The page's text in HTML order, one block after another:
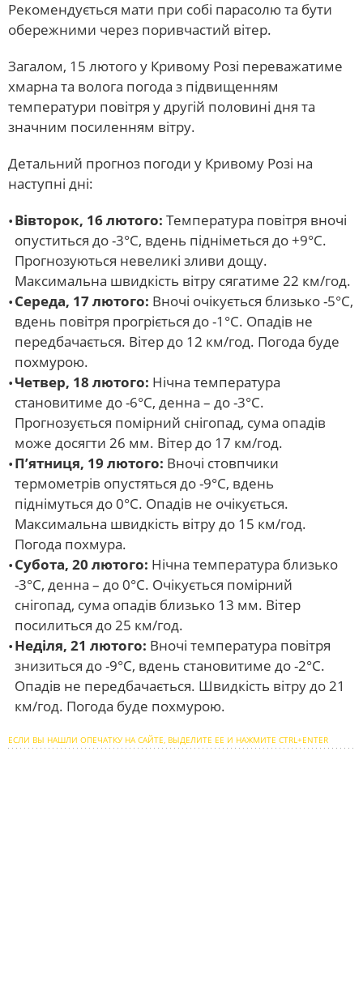
Рекомендується мати при собі парасолю та бути
обережними через поривчастий вітер.
Загалом, 15 лютого у Кривому Розі переважатиме
хмарна та волога погода з підвищенням
температури повітря у другій половині дня та
значним посиленням вітру.
Детальний прогноз погоди у Кривому Розі на
наступні дні:
Вівторок, 16 лютого: Температура повітря вночі
опуститься до -3°С, вдень підніметься до +9°С.
Прогнозуються невеликі зливи дощу.
Максимальна швидкість вітру сягатиме 22 км/год.
Середа, 17 лютого: Вночі очікується близько -5°С,
вдень повітря прогріється до -1°С. Опадів не
передбачається. Вітер до 12 км/год. Погода буде
похмурою.
Четвер, 18 лютого: Нічна температура
становитиме до -6°С, денна – до -3°С.
Прогнозується помірний снігопад, сума опадів
може досягти 26 мм. Вітер до 17 км/год.
П’ятниця, 19 лютого: Вночі стовпчики
термометрів опустяться до -9°С, вдень
піднімуться до 0°С. Опадів не очікується.
Максимальна швидкість вітру до 15 км/год.
Погода похмура.
Субота, 20 лютого: Нічна температура близько
-3°С, денна – до 0°С. Очікується помірний
снігопад, сума опадів близько 13 мм. Вітер
посилиться до 25 км/год.
Неділя, 21 лютого: Вночі температура повітря
знизиться до -9°С, вдень становитиме до -2°С.
Опадів не передбачається. Швидкість вітру до 21
км/год. Погода буде похмурою.
ЕСЛИ ВЫ НАШЛИ ОПЕЧАТКУ НА САЙТЕ, ВЫДЕЛИТЕ ЕЕ И НАЖМИТЕ CTRL+ENTER